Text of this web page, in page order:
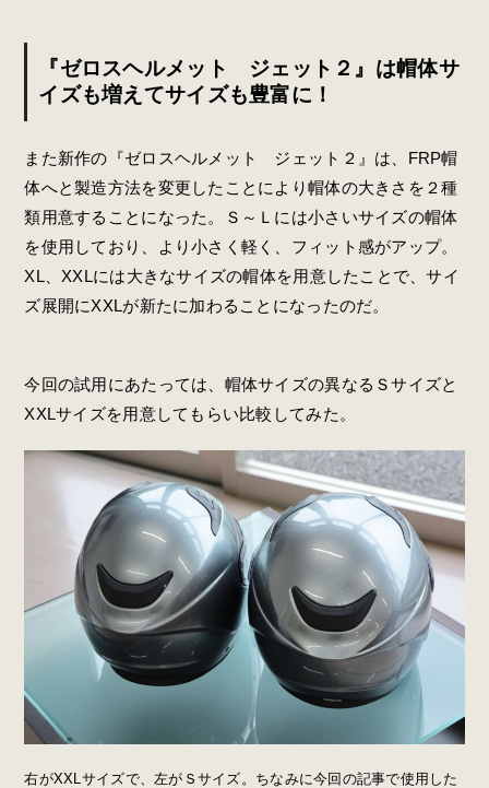
『ゼロスヘルメット ジェット２』は帽体サ
イズも増えてサイズも豊富に！
また新作の『ゼロスヘルメット ジェット２』は、FRP帽
体へと製造方法を変更したことにより帽体の大きさを２種
類用意することになった。Ｓ～Ｌには小さいサイズの帽体
を使用しており、より小さく軽く、フィット感がアップ。
XL、XXLには大きなサイズの帽体を用意したことで、サイ
ズ展開にXXLが新たに加わることになったのだ。
今回の試用にあたっては、帽体サイズの異なるＳサイズと
XXLサイズを用意してもらい比較してみた。
右がXXLサイズで、左がＳサイズ。ちなみに今回の記事で使用した